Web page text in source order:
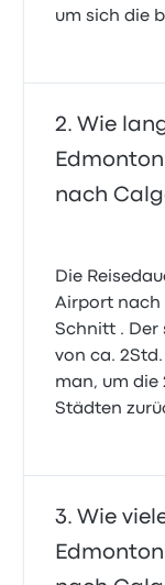
um sich die
Wie
nach
Die
Airport nach
Schnitt . Der
von ca.
man, um die
Städten
Wie